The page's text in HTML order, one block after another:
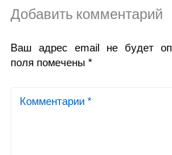
Добавить комментарий
Ваш адрес email не будет
поля помечены *